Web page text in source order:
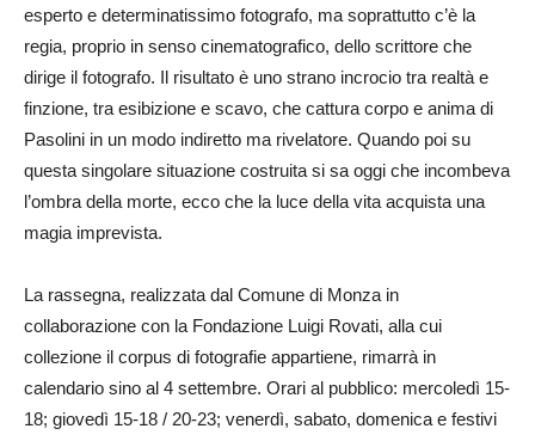
esperto e determinatissimo fotografo, ma soprattutto c’è la
regia, proprio in senso cinematografico, dello scrittore che
dirige il fotografo. Il risultato è uno strano incrocio tra realtà e
finzione, tra esibizione e scavo, che cattura corpo e anima di
Pasolini in un modo indiretto ma rivelatore. Quando poi su
questa singolare situazione costruita si sa oggi che incombeva
l’ombra della morte, ecco che la luce della vita acquista una
magia imprevista.
La rassegna, realizzata dal Comune di Monza in
collaborazione con la Fondazione Luigi Rovati, alla cui
collezione il corpus di fotografie appartiene, rimarrà in
calendario sino al 4 settembre. Orari al pubblico: mercoledì 15-
18; giovedì 15-18 / 20-23; venerdì, sabato, domenica e festivi